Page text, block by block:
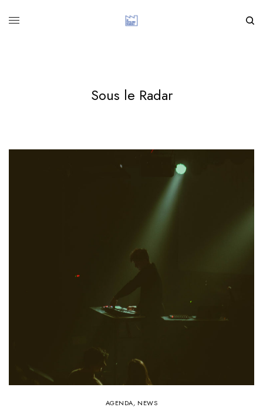
Sous le Radar
AGENDA, NEWS